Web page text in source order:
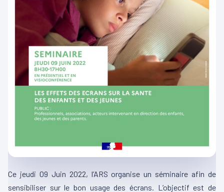
Ce jeudi 09 Juin 2022, l’ARS organise un séminaire afin de
sensibiliser sur le bon usage des écrans. L’objectif est de